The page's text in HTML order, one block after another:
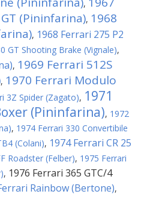
,
(Pininfarina), 1968
, 1968 Ferrari 275 P2
GT Shooting Brake (Vignale),
, 1969 Ferrari 512S
, 1970 Ferrari Modulo
3Z Spider (Zagato), 1971
(Pininfarina), 1972
, 1974 Ferrari 330 Convertibile
(Colani), 1974 Ferrari CR 25
Roadster (Felber), 1975 Ferrari
, 1976 Ferrari 365 GTC/4
Rainbow (Bertone),